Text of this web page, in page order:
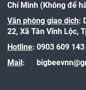
Chí Minh (Không để
Văn phòng giao dịch:
22, Xã Tân Vĩnh Lộc,
Hotline: 0903 609
Mail: